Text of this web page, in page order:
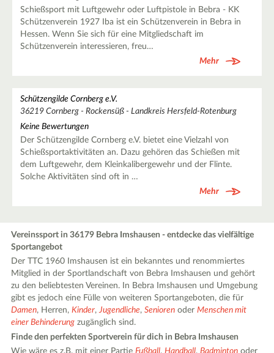
Schießsport mit Luftgewehr oder Luftpistole in Bebra - KK
Schützenverein 1927 Iba ist ein Schützenverein in Bebra in
Hessen. Wenn Sie sich für eine Mitgliedschaft im
Schützenverein interessieren, freu…
Mehr
Schützengilde Cornberg e.V.
36219 Cornberg - Rockensüß - Landkreis Hersfeld-Rotenburg
Keine Bewertungen
Der Schützengilde Cornberg e.V. bietet eine Vielzahl von
Schießsportaktivitäten an. Dazu gehören das Schießen mit
dem Luftgewehr, dem Kleinkalibergewehr und der Flinte.
Solche Aktivitäten sind oft in …
Mehr
Vereinssport in 36179 Bebra Imshausen - entdecke das vielfältige
Sportangebot
Der TTC 1960 Imshausen ist ein bekanntes und renommiertes
Mitglied in der Sportlandschaft von Bebra Imshausen und gehört
zu den beliebtesten Vereinen. In Bebra Imshausen und Umgebung
gibt es jedoch eine Fülle von weiteren Sportangeboten, die für
Damen, Herren,Kinder,Jugendliche,Senioren oderMenschen mit
einer Behinderung zugänglich sind.
Finde den perfekten Sportverein für dich in Bebra Imshausen
Wie wäre es z.B. mit einer PartieFußball,Handball,Badminton oder